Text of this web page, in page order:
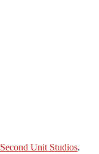
Second Unit Studios.